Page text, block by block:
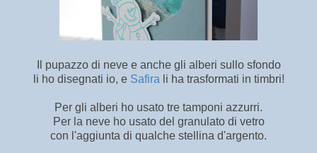
Il pupazzo di neve e anche gli alberi sullo sfondo
li ho disegnati io, e Safira li ha trasformati in timbri!
Per gli alberi ho usato tre tamponi azzurri.
Per la neve ho usato del granulato di vetro
con l'aggiunta di qualche stellina d'argento.